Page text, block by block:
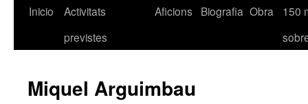
Inicio
Activitats
previstes
Aficions Biografia Obra
150
Miquel Arguimbau